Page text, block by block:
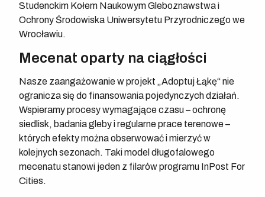
Studenckim Kołem Naukowym Gleboznawstwa i
Ochrony Środowiska Uniwersytetu Przyrodniczego we
Wrocławiu.
Mecenat oparty na ciągłości
Nasze zaangażowanie w projekt „Adoptuj Łąkę“ nie
ogranicza się do finansowania pojedynczych działań.
Wspieramy procesy wymagające czasu – ochronę
siedlisk, badania gleby i regularne prace terenowe –
których efekty można obserwować i mierzyć w
kolejnych sezonach. Taki model długofalowego
mecenatu stanowi jeden z filarów programu InPost For
Cities.